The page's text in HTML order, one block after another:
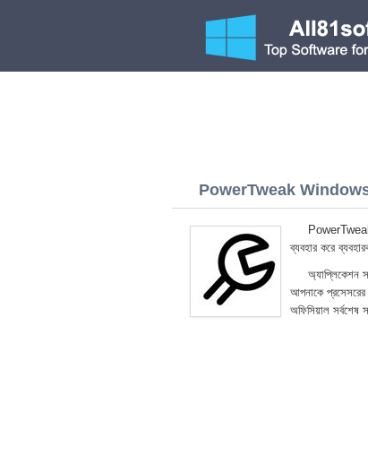
PowerTweak
PowerTweak
ব্যবহার করে
অ্যাপ্লিকেশন
আপনাকে প্রসেসরের
অফিসিয়াল